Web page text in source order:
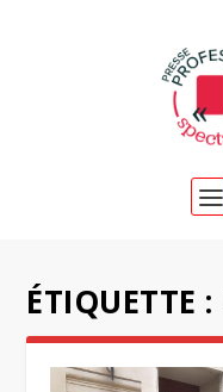
ÉTIQUETTE :